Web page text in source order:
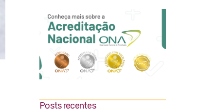
Posts recentes